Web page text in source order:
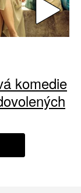
komedie